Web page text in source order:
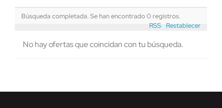
Búsqueda completada. Se han encontrado 0 registros.
Restablecer
RSS
No hay ofertas que coincidan con tu búsqueda.